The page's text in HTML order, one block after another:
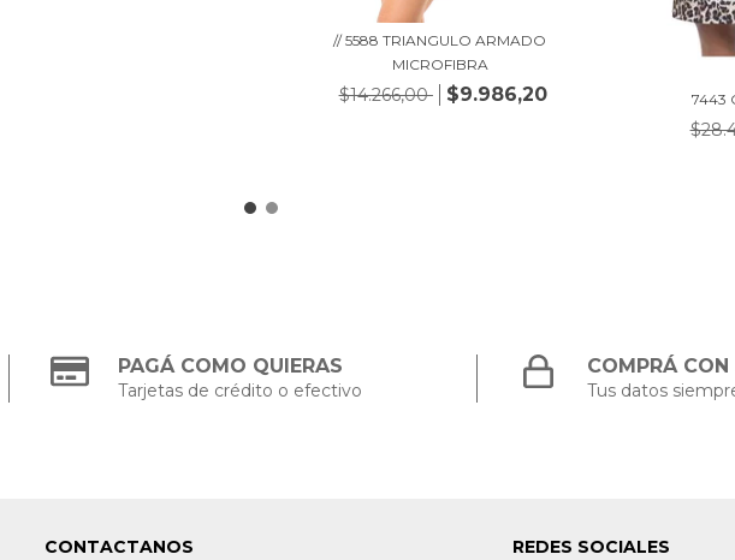
// 5588 TRIANGULO ARMADO
MICROFIBRA
$14.266,00 $9.986,20 7443
PAGÁ COMO QUIERAS
Tarjetas de crédito o efectivo
COMPRÁ CON
Tus datos
CONTACTANOS
REDES SOCIALES